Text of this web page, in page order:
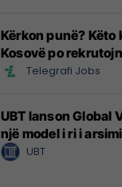
Kërkon punë? Këto
Kosovë po
Telegrafi Jobs
UBT lanson Global
një model i ri i
UBT